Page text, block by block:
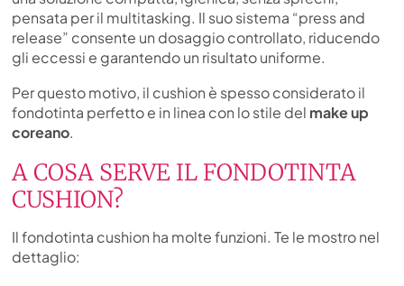
pensata per il multitasking. Il suo sistema “press and
release” consente un dosaggio controllato, riducendo
gli eccessi e garantendo un risultato uniforme.
Per questo motivo, il cushion è spesso considerato il
fondotinta perfetto e in linea con lo stile del make up
coreano.
A COSA SERVE IL FONDOTINTA
CUSHION?
Il fondotinta cushion ha molte funzioni. Te le mostro nel
dettaglio: